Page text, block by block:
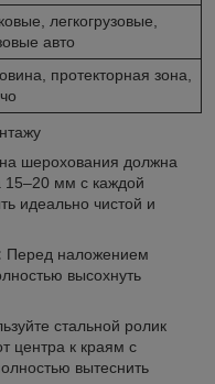
легкогрузовые,
авто
протекторная зона,
шерохования должна
мм с каждой
идеально чистой и
Перед наложением
высохнуть
стальной ролик
центра к краям с
вытеснить